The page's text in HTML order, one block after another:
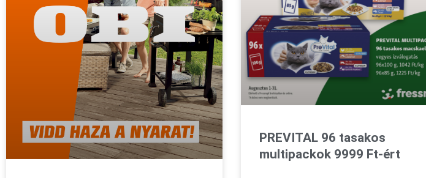
PREVITAL 96 tasakos
multipackok 9999 Ft-ért